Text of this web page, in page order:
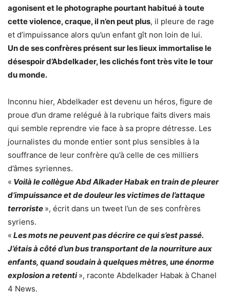
agonisent et le photographe pourtant habitué à toute
cette violence, craque, il n’en peut plus, il pleure de rage
et d’impuissance alors qu’un enfant gît non loin de lui.
Un de ses confrères présent sur les lieux immortalise le
désespoir d’Abdelkader, les clichés font très vite le tour
du monde.
Inconnu hier, Abdelkader est devenu un héros, figure de
proue d’un drame relégué à la rubrique faits divers mais
qui semble reprendre vie face à sa propre détresse. Les
journalistes du monde entier sont plus sensibles à la
souffrance de leur confrère qu’à celle de ces milliers
d’âmes syriennes.
« Voilà le collègue Abd Alkader Habak en train de pleurer
d’impuissance et de douleur les victimes de l’attaque
terroriste », écrit dans un tweet l’un de ses confrères
syriens.
« Les mots ne peuvent pas décrire ce qui s’est passé.
J’étais à côté d’un bus transportant de la nourriture aux
enfants, quand soudain à quelques mètres, une énorme
explosion a retenti », raconte Abdelkader Habak à Chanel
4 News.